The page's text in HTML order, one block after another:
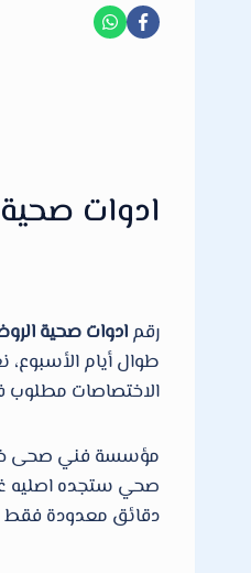
ادوات
رقمادوات صحية
طوال أيام
الاختصاصات مطلوب
صحي ستجده اصليه
دقائق معدودة فقط